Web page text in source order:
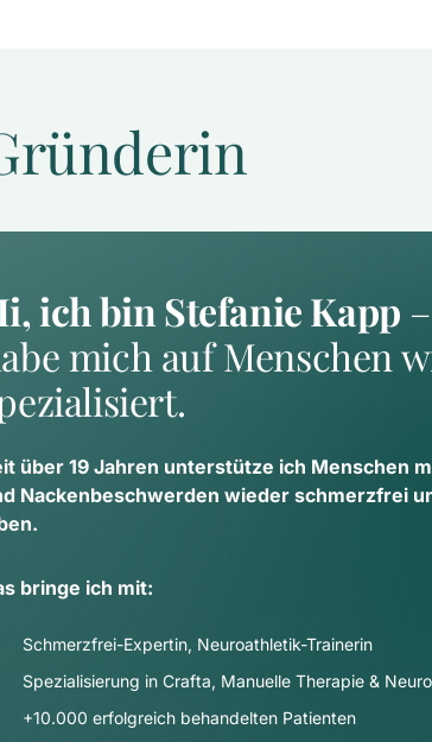
ich bin Stefanie Kapp
mich auf Menschen
über 19 Jahren unterstütze ich Menschen
Nackenbeschwerden wieder schmerzfrei
bringe ich mit:
Schmerzfrei-Expertin, Neuroathletik-Trainerin
Spezialisierung in Crafta, Manuelle Therapie &
+10.000 erfolgreich behandelten Patienten